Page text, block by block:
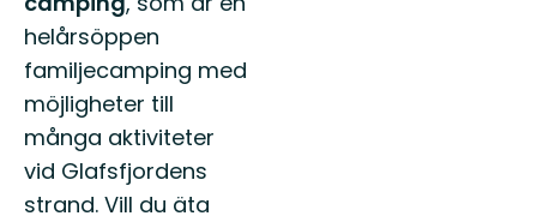
helårsöppen
familjecamping med
möjligheter till
många aktiviteter
vid Glafsfjordens
strand. Vill du äta